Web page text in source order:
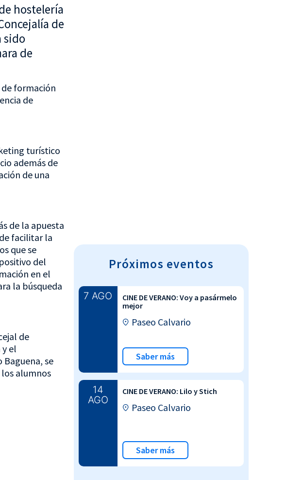
hostelería
de
sido
de
formación
de
turístico
además de
de una
de la apuesta
facilitar la
que se
del
en el
la búsqueda
de
el
se
alumnos
Próximos eventos
7 AGO
CINE DE VERANO: Voy a pasármelo
mejor
Paseo Calvario
Saber más
14
AGO
CINE DE VERANO: Lilo y Stich
Paseo Calvario
Saber más